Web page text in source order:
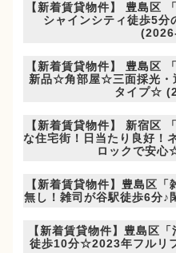
【新着賃貸物件】 豊島区
シャインシティ徒歩5
【新着賃貸物件】 豊島区
新品☆角部屋☆三面採光・
タイプ☆
【新着賃貸物件】 新宿区
な住宅街！日当たり良好！
ロックで安
【新着賃貸物件】豊島区
無し！雑司が谷駅徒歩6分
【新着賃貸物件】豊島区
徒歩10分☆2023年フルリ